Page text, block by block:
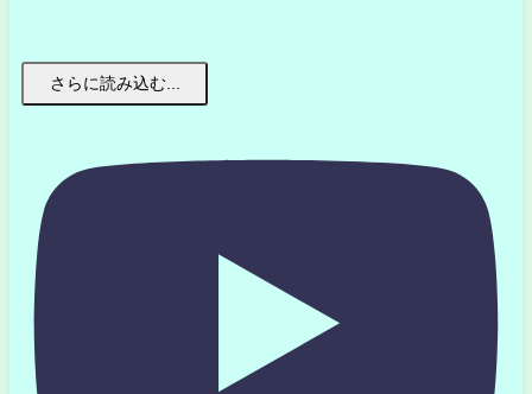
さらに読み込む...